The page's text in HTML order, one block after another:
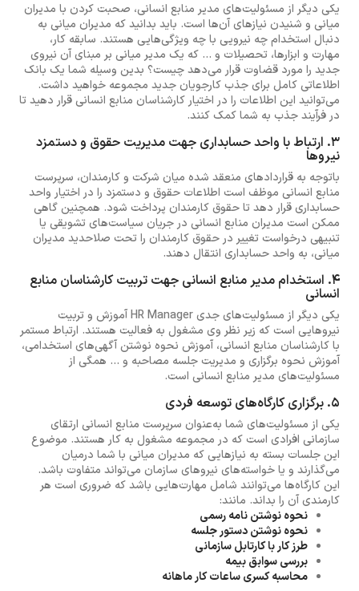
یکی دیگر از مسئولیت‌های مدیر منابع انسانی، صحبت کردن با مدیران
میانی و شنیدن نیازهای آن‌ها است. باید بدانید که مدیران میانی به
دنبال استخدام چه نیرویی با چه ویژگی‌هایی هستند. سابقه کار،
مهارت و ابزارها، تحصیلات و ... که یک مدیر میانی بر مبنای آن نیروی
جدید را مورد قضاوت قرار می‌دهد چیست؟ بدین وسیله شما یک بانک
اطلاعاتی کامل برای جذب کارجویان جدید مجموعه خواهید داشت.
می‌توانید این اطلاعات را در اختیار کارشناسان منابع انسانی قرار دهید تا
در فرآیند جذب به شما کمک کنند.
3. ارتباط با واحد حسابداری جهت مدیریت حقوق و دستمزد
نیروها
باتوجه به قراردادهای منعقد شده میان شرکت و کارمندان، سرپرست
منابع انسانی موظف است اطلاعات حقوق و دستمزد را در اختیار واحد
حسابداری قرار دهد تا حقوق کارمندان پرداخت شود. همچنین گاهی
ممکن است مدیران منابع انسانی در جریان سیاست‌های تشویقی یا
تنبیهی درخواست تغییر در حقوق کارمندان را تحت صلاحدید مدیران
میانی، به واحد حسابداری انتقال دهند.
4. استخدام مدیر منابع انسانی جهت تربیت کارشناسان منابع
انسانی
یکی دیگر از مسئولیت‌های جدی HR Manager آموزش و تربیت
نیروهایی است که زیر نظر وی مشغول به فعالیت هستند. ارتباط مستمر
با کارشناسان منابع انسانی، آموزش نحوه نوشتن آگهی‌های استخدامی،
آموزش نحوه برگزاری و مدیریت جلسه مصاحبه و ... همگی از
مسئولیت‌های مدیر منابع انسانی است.
5. برگزاری کارگاه‌های توسعه فردی
یکی از مسئولیت‌های شما به‌عنوان سرپرست منابع انسانی ارتقای
سازمانی افرادی است که در مجموعه مشغول به کار هستند. موضوع
این جلسات بسته به نیازهایی که مدیران میانی با شما درمیان
می‌گذارند و یا خواسته‌های نیروهای سازمان می‌تواند متفاوت باشد.
این کارگاه‌ها می‌توانند شامل مهارت‌هایی باشد که ضروری است هر
کارمندی آن را بداند. مانند:
نحوه نوشتن نامه رسمی
نحوه نوشتن دستور جلسه
طرز کار با کارتابل سازمانی
بررسی سوابق بیمه
محاسبه کسری ساعات کار ماهانه